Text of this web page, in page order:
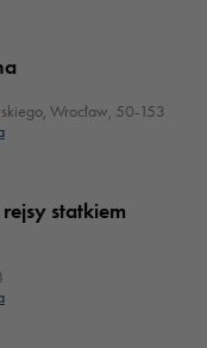
Wrocław, 50-153
statkiem